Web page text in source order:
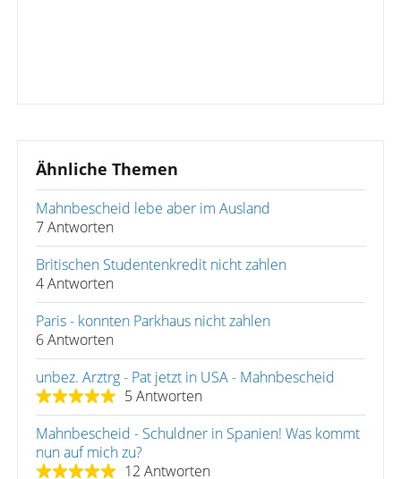
Ähnliche Themen
Mahnbescheid lebe aber im Ausland
7 Antworten
Britischen Studentenkredit nicht zahlen
4 Antworten
Paris - konnten Parkhaus nicht zahlen
6 Antworten
unbez. Arztrg - Pat jetzt in USA - Mahnbescheid
5 Antworten
Mahnbescheid - Schuldner in Spanien! Was kommt
nun auf mich zu?
12 Antworten